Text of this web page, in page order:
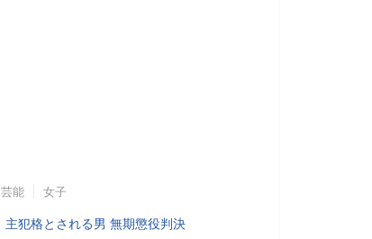
芸能 女子
主犯格とされる男 無期懲役判決